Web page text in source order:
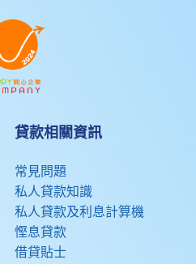
貸款相關資訊
常見問題
私人貸款知識
私人貸款及利息計算機
慳息貸款
借貸貼士